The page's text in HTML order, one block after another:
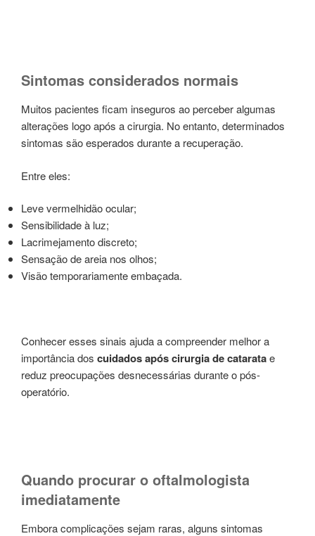
Sintomas considerados normais
Muitos pacientes ficam inseguros ao perceber algumas
alterações logo após a cirurgia. No entanto, determinados
sintomas são esperados durante a recuperação.
Entre eles:
Leve vermelhidão ocular;
Sensibilidade à luz;
Lacrimejamento discreto;
Sensação de areia nos olhos;
Visão temporariamente embaçada.
Conhecer esses sinais ajuda a compreender melhor a
importância dos cuidados após cirurgia de cataratae
reduz preocupações desnecessárias durante o pós-
operatório.
Quando procurar o oftalmologista
imediatamente
Embora complicações sejam raras, alguns sintomas